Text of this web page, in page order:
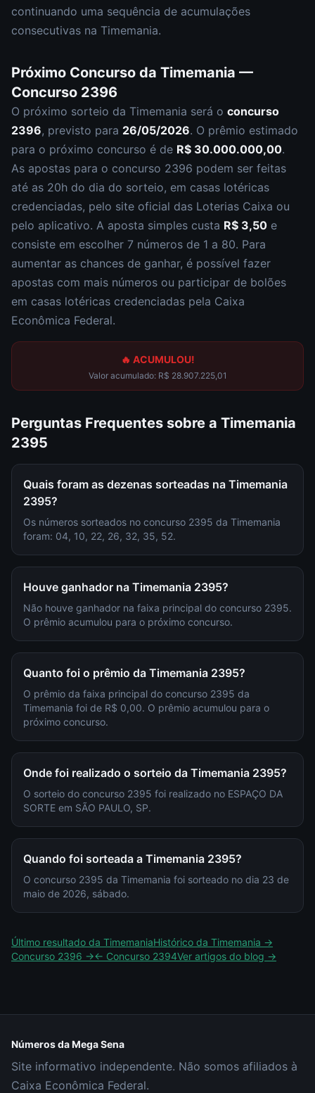
continuando uma sequência de acumulações
consecutivas na Timemania.
Próximo Concurso da Timemania —
Concurso 2396
O próximo sorteio da Timemania será o concurso
2396, previsto para 26/05/2026. O prêmio estimado
para o próximo concurso é de R$ 30.000.000,00.
As apostas para o concurso 2396 podem ser feitas
até as 20h do dia do sorteio, em casas lotéricas
credenciadas, pelo site oficial das Loterias Caixa ou
pelo aplicativo. A aposta simples custa R$ 3,50 e
consiste em escolher 7 números de 1 a 80. Para
aumentar as chances de ganhar, é possível fazer
apostas com mais números ou participar de bolões
em casas lotéricas credenciadas pela Caixa
Econômica Federal.
🔥 ACUMULOU!
Valor acumulado: R$ 28.907.225,01
Perguntas Frequentes sobre a Timemania
2395
Quais foram as dezenas sorteadas na Timemania
2395?
Os números sorteados no concurso 2395 da Timemania
foram: 04, 10, 22, 26, 32, 35, 52.
Houve ganhador na Timemania 2395?
Não houve ganhador na faixa principal do concurso 2395.
O prêmio acumulou para o próximo concurso.
Quanto foi o prêmio da Timemania 2395?
O prêmio da faixa principal do concurso 2395 da
Timemania foi de R$ 0,00. O prêmio acumulou para o
próximo concurso.
Onde foi realizado o sorteio da Timemania 2395?
O sorteio do concurso 2395 foi realizado no ESPAÇO DA
SORTE em SÃO PAULO, SP.
Quando foi sorteada a Timemania 2395?
O concurso 2395 da Timemania foi sorteado no dia 23 de
maio de 2026, sábado.
Último resultado da TimemaniaHistórico da Timemania →
Concurso 2396 →← Concurso 2394Ver artigos do blog →
Números da Mega Sena
Site informativo independente. Não somos afiliados à
Caixa Econômica Federal.